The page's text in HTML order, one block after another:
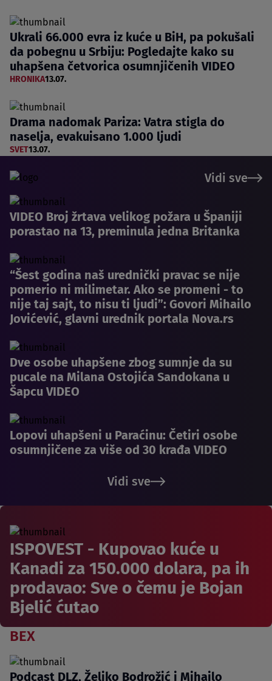
Ukrali 66.000 evra iz kuće u BiH, pa pokušali
da pobegnu u Srbiju: Pogledajte kako su
uhapšena četvorica osumnjičenih VIDEO
HRONIKA13.07.
Drama nadomak Pariza: Vatra stigla do
naselja, evakuisano 1.000 ljudi
SVET13.07.
Vidi sve
VIDEO Broj žrtava velikog požara u Španiji
porastao na 13, preminula jedna Britanka
“Šest godina naš urednički pravac se nije
pomerio ni milimetar. Ako se promeni - to
nije taj sajt, to nisu ti ljudi”: Govori Mihailo
Jovićević, glavni urednik portala Nova.rs
Dve osobe uhapšene zbog sumnje da su
pucale na Milana Ostojića Sandokana u
Šapcu VIDEO
Lopovi uhapšeni u Paraćinu: Četiri osobe
osumnjičene za više od 30 krađa VIDEO
Vidi sve
ISPOVEST - Kupovao kuće u
Kanadi za 150.000 dolara, pa ih
prodavao: Sve o čemu je Bojan
Bjelić ćutao
BEX
Podcast DLZ, Željko Bodrožić i Mihailo